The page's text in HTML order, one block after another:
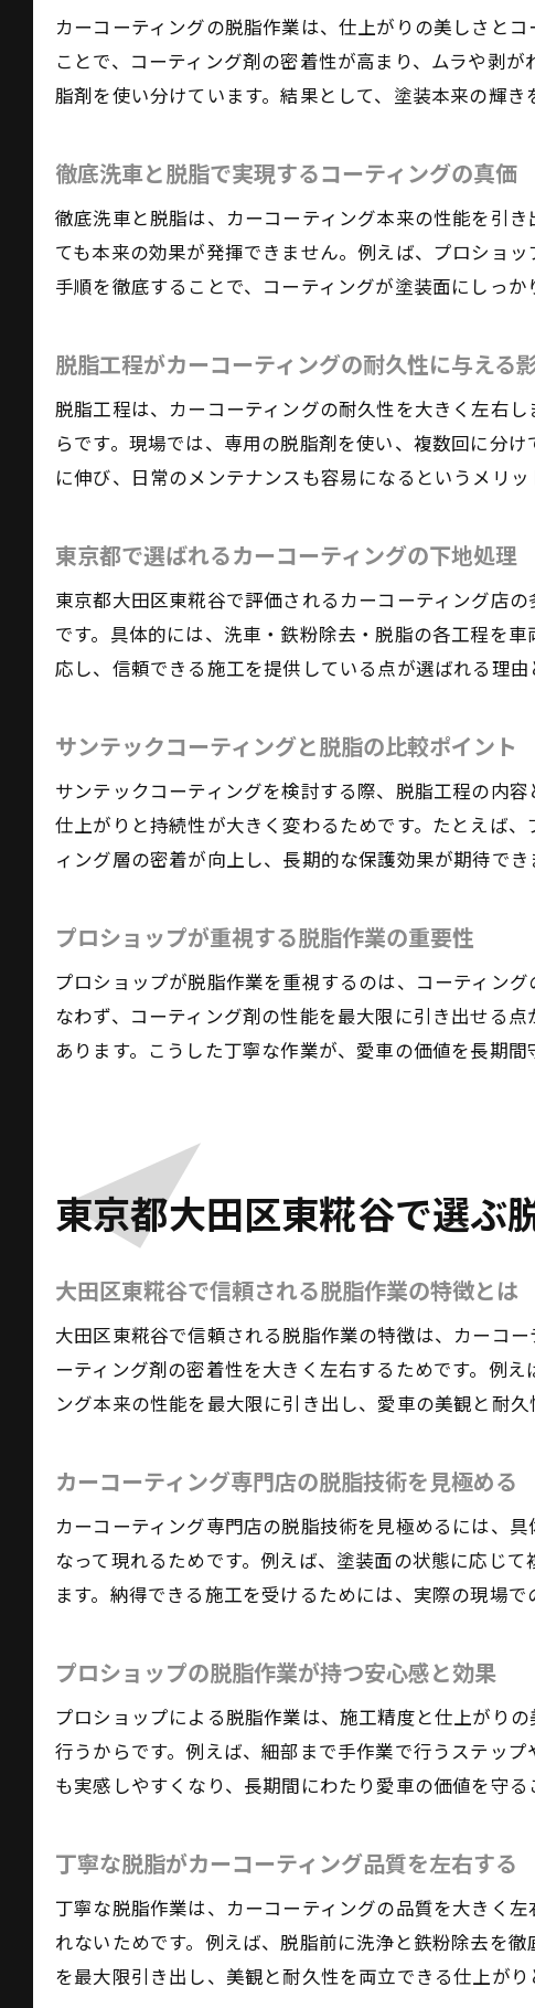
カーコーティングの脱脂作業は、仕上がりの美しさと
ことで、コーティング剤の密着性が高まり、ムラや剥
脂剤を使い分けています。結果として、塗装本来の輝
徹底洗車と脱脂で実現するコーティングの真価
徹底洗車と脱脂は、カーコーティング本来の性能を引
ても本来の効果が発揮できません。例えば、プロショ
手順を徹底することで、コーティングが塗装面にしっ
脱脂工程がカーコーティングの耐久性に与える
脱脂工程は、カーコーティングの耐久性を大きく左右
らです。現場では、専用の脱脂剤を使い、複数回に分
に伸び、日常のメンテナンスも容易になるというメリッ
東京都で選ばれるカーコーティングの下地処理
東京都大田区東糀谷で評価されるカーコーティング店
です。具体的には、洗車・鉄粉除去・脱脂の各工程を
応し、信頼できる施工を提供している点が選ばれる理由
サンテックコーティングと脱脂の比較ポイント
サンテックコーティングを検討する際、脱脂工程の内
仕上がりと持続性が大きく変わるためです。たとえば
ィング層の密着が向上し、長期的な保護効果が期待でき
プロショップが重視する脱脂作業の重要性
プロショップが脱脂作業を重視するのは、コーティン
なわず、コーティング剤の性能を最大限に引き出せる
あります。こうした丁寧な作業が、愛車の価値を長期間
東京都大田区東糀谷で選ぶ
大田区東糀谷で信頼される脱脂作業の特徴とは
大田区東糀谷で信頼される脱脂作業の特徴は、カーコ
ーティング剤の密着性を大きく左右するためです。例
ング本来の性能を最大限に引き出し、愛車の美観と耐久
カーコーティング専門店の脱脂技術を見極める
カーコーティング専門店の脱脂技術を見極めるには、
なって現れるためです。例えば、塗装面の状態に応じ
ます。納得できる施工を受けるためには、実際の現場で
プロショップの脱脂作業が持つ安心感と効果
プロショップによる脱脂作業は、施工精度と仕上がり
行うからです。例えば、細部まで手作業で行うステッ
も実感しやすくなり、長期間にわたり愛車の価値を守る
丁寧な脱脂がカーコーティング品質を左右する
丁寧な脱脂作業は、カーコーティングの品質を大きく
れないためです。例えば、脱脂前に洗浄と鉄粉除去を
を最大限引き出し、美観と耐久性を両立できる仕上がり